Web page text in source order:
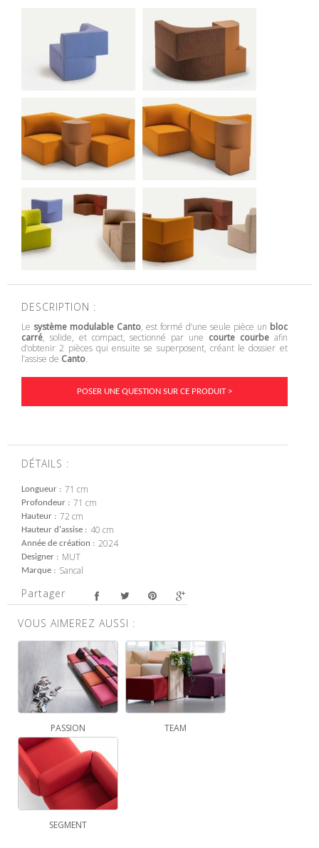
DESCRIPTION :
Le système modulable Canto, est formé d’une seule pièce un bloc
carré, solide, et compact, sectionné par une courte courbeafin
d’obtenir 2 pièces qui ensuite se superposent, créant le dossier et
l’assise de Canto.
POSER UNE QUESTION SUR CE PRODUIT >
DÉTAILS :
Longueur 71 cm
Profondeur 71 cm
Hauteur 72 cm
Hauteur d'assise 40 cm
Année de création 2024
Designer MUT
Marque Sancal
Partager
VOUS AIMEREZ AUSSI :
PASSION TEAM
SEGMENT